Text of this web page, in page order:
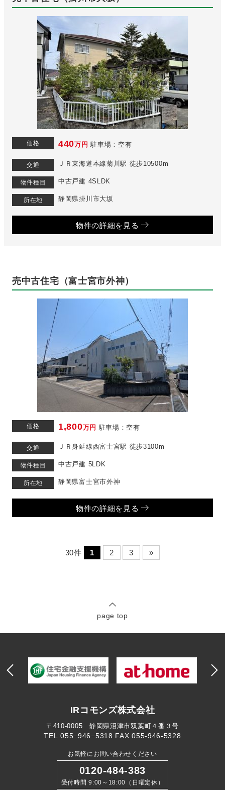
価格 440万円 駐車場：空有
交通 ＪＲ東海道本線菊川駅 徒歩10500m
物件種目 中古戸建 4SLDK
所在地 静岡県掛川市大坂
物件の詳細を見る
売中古住宅（富士宮市外神）
価格 1,800万円 駐車場：空有
交通 ＪＲ身延線西富士宮駅 徒歩3100m
物件種目 中古戸建 5LDK
所在地 静岡県富士宮市外神
物件の詳細を見る
30件 1 2 3 »
page top
IRコモンズ株式会社
〒410-0005 静岡県沼津市双葉町４番３号
TEL:055−946−5318 FAX:055-946-5328
お気軽にお問い合わせください
0120-484-383
受付時間 9:00～18:00（日曜定休）